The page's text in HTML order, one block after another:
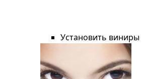
Установить виниры